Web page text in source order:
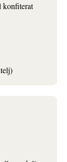
konfiterat